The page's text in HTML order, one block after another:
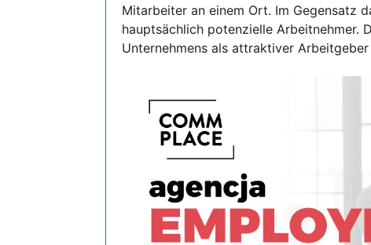
Mitarbeiter an einem Ort. Im Gegensatz
hauptsächlich potenzielle Arbeitnehmer.
Unternehmens als attraktiver